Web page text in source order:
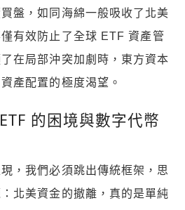
盤，如同海綿一般吸收了北美
有效防止了全球 ETF 資產管
在局部沖突加劇時，東方資本
產配置的極度渴望。​
的困境與數字代幣
，我們必須跳出傳統框架，思
北美資金的撤離，真的是單純